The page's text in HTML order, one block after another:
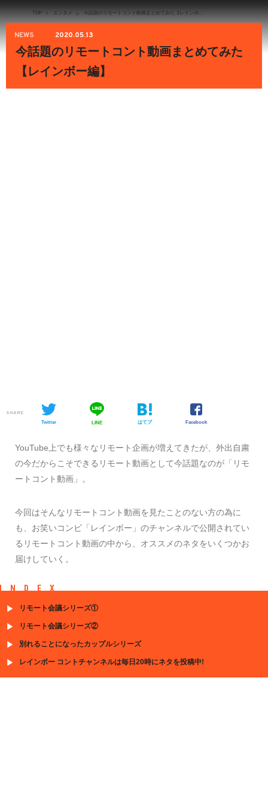
TOP > エンタメ > 今話題のリモートコント動画まとめてみた【レインボー編】
NEWS 2020.05.13
今話題のリモートコント動画まとめてみた
【レインボー編】
SHARE
Twitter LINE はてブ Facebook
YouTube上でも様々なリモート企画が増えてきたが、外出自粛
の今だからこそできるリモート動画として今話題なのが「リモ
ートコント動画」。
今回はそんなリモートコント動画を見たことのない方の為に
も、お笑いコンビ「レインボー」のチャンネルで公開されてい
るリモートコント動画の中から、オススメのネタをいくつかお
届けしていく。
INDEX
リモート会議シリーズ①
リモート会議シリーズ②
別れることになったカップルシリーズ
レインボー コントチャンネルは毎日20時にネタを投稿中!